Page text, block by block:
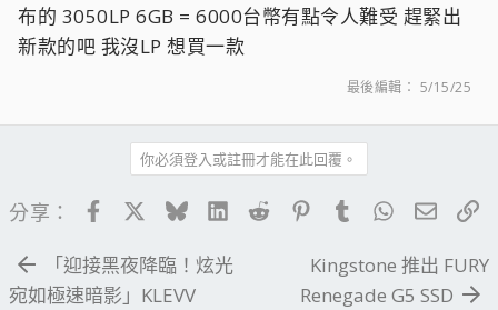
布的 3050LP 6GB = 6000台幣有點令人難受 趕緊出
新款的吧 我沒LP 想買一款
最後編輯： 5/15/25
你必須登入或註冊才能在此回覆。
分享： FacebookBlueskyLinkedIn
Reddit PinterestTumblrWhatsApp
電子
「迎接黑夜降臨！炫光
宛如極速暗影」KLEVV
Kingstone 推出 FURY
Renegade G5 SSD